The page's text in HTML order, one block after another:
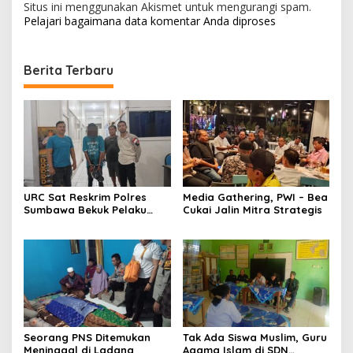
Situs ini menggunakan Akismet untuk mengurangi spam.
Pelajari bagaimana data komentar Anda diproses
Berita Terbaru
URC Sat Reskrim Polres
Sumbawa Bekuk Pelaku
Media Gathering, PWI – Bea
Cukai Jalin Mitra Strategis
Seorang PNS Ditemukan
Meninggal di Ladang
Tak Ada Siswa Muslim, Guru
Agama Islam di SDN